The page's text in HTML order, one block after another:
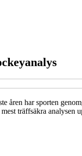
har sporten
träffsäkra analysen